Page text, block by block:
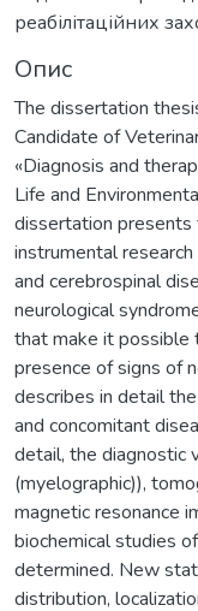
реабілітаційних
Опис
The dissertation
Сandidate of
«Diagnosis and
Life and
dissertation presents
instrumental
and cerebrospinal
neurological
that make it possible
presence of signs of
describes in detail
and concomitant
detail, the diagnostic
(myelographic)),
magnetic resonance
biochemical studies
determined. New
distribution,